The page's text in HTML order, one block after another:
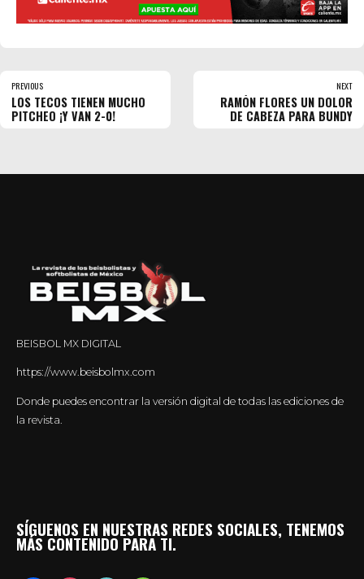
PREVIOUS
LOS TECOS TIENEN MUCHO
PITCHEO ¡Y VAN 2-0!
NEXT
RAMÓN FLORES UN DOLOR
DE CABEZA PARA BUNDY
BEISBOL MX DIGITAL
https://www.beisbolmx.com
Donde puedes encontrar la versión digital de todas las ediciones de
la revista.
SÍGUENOS EN NUESTRAS REDES SOCIALES, TENEMOS
MÁS CONTENIDO PARA TI.